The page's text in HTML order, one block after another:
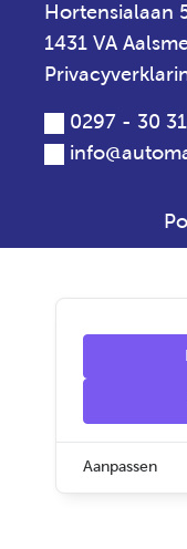
Hortensialaan
1431 VA
0297 - 30
Aanpassen